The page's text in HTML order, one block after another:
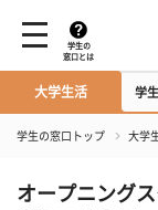
学生の
窓口とは
大学生活 学
学生の窓口トップ 大学
オープニング